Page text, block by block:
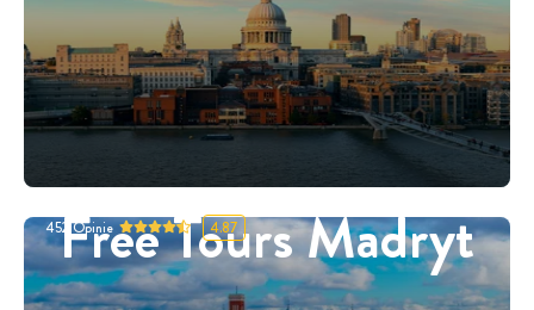
Free Tours Madryt
452 Opinie 4.87